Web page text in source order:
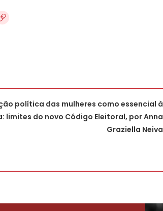
política das mulheres como essencial à
limites do novo Código Eleitoral, por Anna
Graziella Neiva